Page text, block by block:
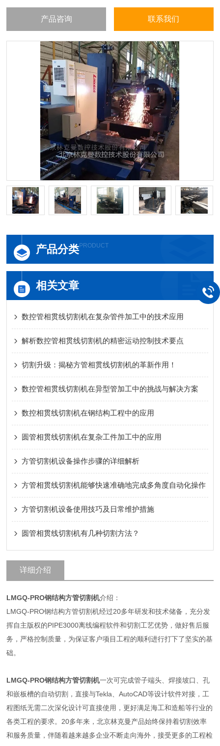
产品咨询 联系我们
产品分类PRODUCT
相关文章
数控管相贯线切割机在复杂管件加工中的技术应用
解析数控管相贯线切割机的精密运动控制技术要点
切割升级：揭秘方管相贯线切割机的革新作用！
数控管相贯线切割机在异型管加工中的挑战与解决方案
数控相贯线切割机在钢结构工程中的应用
圆管相贯线切割机在复杂工件加工中的应用
方管切割机设备操作步骤的详细解析
方管相贯线切割机能够快速准确地完成多角度自动化操作
方管切割机设备使用技巧及日常维护措施
圆管相贯线切割机有几种切割方法？
详细介绍
LMGQ-PRO钢结构方管切割机介绍：
LMGQ-PRO钢结构方管切割机经过20多年研发和技术储备，充分发
挥自主版权的PIPE3000离线编程软件和切割工艺优势，做好售后服
务，严格控制质量，为保证客户项目工程的顺利进行打下了坚实的基
础。
LMGQ-PRO钢结构方管切割机一次可完成管子端头、焊接坡口、孔
和嵌板槽的自动切割，直接与Tekla、AutoCAD等设计软件对接，工
程图纸无需二次深化设计可直接使用，更好满足海工和造船等行业的
各类工程的要求。20多年来，北京林克曼产品始终保持着切割效率
和服务质量，伴随着越来越多企业不断走向海外，接受更多的工程检